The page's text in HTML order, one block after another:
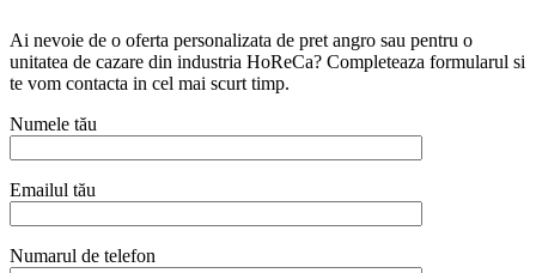
Ai nevoie de o oferta personalizata de pret angro sau pentru o
unitatea de cazare din industria HoReCa? Completeaza formularul si
te vom contacta in cel mai scurt timp.
Numele tău
Emailul tău
Numarul de telefon